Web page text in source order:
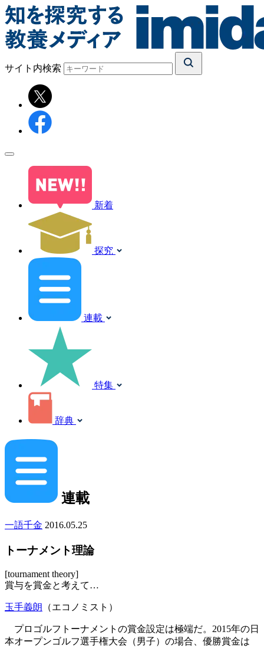
サイト内検索
新着
探究
連載
特集
辞典
連載
一語千金 2016.05.25
トーナメント理論
[tournament theory]
賞与を賞金と考えて…
玉手義朗 （エコノミスト）
プロゴルフトーナメントの賞金設定は極端だ。2015年の日
本オープンゴルフ選手権大会（男子）の場合、優勝賞金は